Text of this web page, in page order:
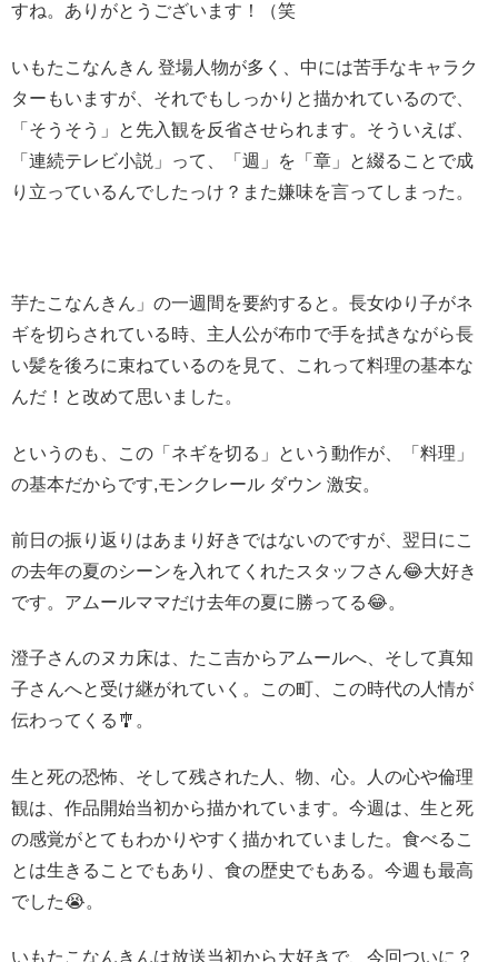
すね。ありがとうございます！（笑
いもたこなんきん 登場人物が多く、中には苦手なキャラク
ターもいますが、それでもしっかりと描かれているので、
「そうそう」と先入観を反省させられます。そういえば、
「連続テレビ小説」って、「週」を「章」と綴ることで成
り立っているんでしたっけ？また嫌味を言ってしまった。
芋たこなんきん」の一週間を要約すると。長女ゆり子がネ
ギを切らされている時、主人公が布巾で手を拭きながら長
い髪を後ろに束ねているのを見て、これって料理の基本な
んだ！と改めて思いました。
というのも、この「ネギを切る」という動作が、「料理」
の基本だからです,モンクレール ダウン 激安。
前日の振り返りはあまり好きではないのですが、翌日にこ
の去年の夏のシーンを入れてくれたスタッフさん😂大好き
です。アムールママだけ去年の夏に勝ってる😂。
澄子さんのヌカ床は、たこ吉からアムールへ、そして真知
子さんへと受け継がれていく。この町、この時代の人情が
伝わってくる🎐。
生と死の恐怖、そして残された人、物、心。人の心や倫理
観は、作品開始当初から描かれています。今週は、生と死
の感覚がとてもわかりやすく描かれていました。食べるこ
とは生きることでもあり、食の歴史でもある。今週も最高
でした😭。
いもたこなんきんは放送当初から大好きで、今回ついに？